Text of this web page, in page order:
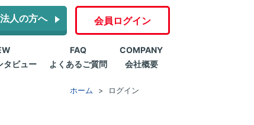
法人の方へ 会員ログイン
タビュー
FAQ
よくあるご質問
COMPANY
会社概要
ホーム ログイン